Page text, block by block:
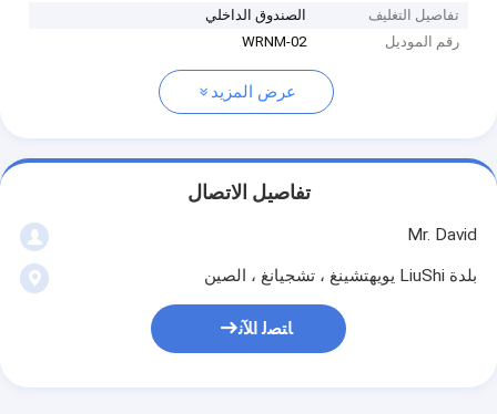
تفاصيل التغليف
الصندوق الداخلي
رقم الموديل
WRNM-02
عرض المزيد
تفاصيل الاتصال
Mr. David
بلدة LiuShi يويهتشينغ ، تشجيانغ ، الصين
ﺎﺘﺼﻟ ﺍﻶﻧ